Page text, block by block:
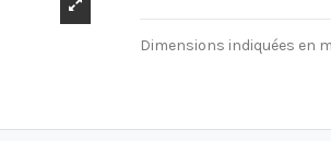
Dimensions indiquées en